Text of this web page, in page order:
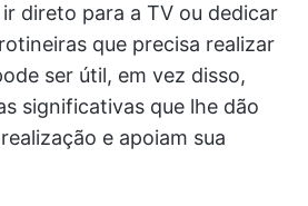
direto para a TV ou dedicar
que precisa realizar
ser útil, em vez disso,
significativas que lhe dão
e apoiam sua